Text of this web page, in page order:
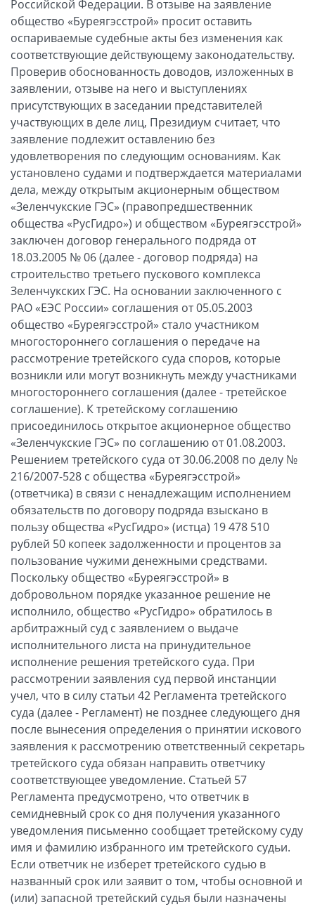
Российской Федерации. В отзыве на заявление
общество «Буреягэсстрой» просит оставить
оспариваемые судебные акты без изменения как
соответствующие действующему законодательству.
Проверив обоснованность доводов, изложенных в
заявлении, отзыве на него и выступлениях
присутствующих в заседании представителей
участвующих в деле лиц, Президиум считает, что
заявление подлежит оставлению без
удовлетворения по следующим основаниям. Как
установлено судами и подтверждается материалами
дела, между открытым акционерным обществом
«Зеленчукские ГЭС» (правопредшественник
общества «РусГидро») и обществом «Буреягэсстрой»
заключен договор генерального подряда от
18.03.2005 № 06 (далее - договор подряда) на
строительство третьего пускового комплекса
Зеленчукских ГЭС. На основании заключенного с
РАО «ЕЭС России» соглашения от 05.05.2003
общество «Буреягэсстрой» стало участником
многостороннего соглашения о передаче на
рассмотрение третейского суда споров, которые
возникли или могут возникнуть между участниками
многостороннего соглашения (далее - третейское
соглашение). К третейскому соглашению
присоединилось открытое акционерное общество
«Зеленчукские ГЭС» по соглашению от 01.08.2003.
Решением третейского суда от 30.06.2008 по делу №
216/2007-528 с общества «Буреягэсстрой»
(ответчика) в связи с ненадлежащим исполнением
обязательств по договору подряда взыскано в
пользу общества «РусГидро» (истца) 19 478 510
рублей 50 копеек задолженности и процентов за
пользование чужими денежными средствами.
Поскольку общество «Буреягэсстрой» в
добровольном порядке указанное решение не
исполнило, общество «РусГидро» обратилось в
арбитражный суд с заявлением о выдаче
исполнительного листа на принудительное
исполнение решения третейского суда. При
рассмотрении заявления суд первой инстанции
учел, что в силу статьи 42 Регламента третейского
суда (далее - Регламент) не позднее следующего дня
после вынесения определения о принятии искового
заявления к рассмотрению ответственный секретарь
третейского суда обязан направить ответчику
соответствующее уведомление. Статьей 57
Регламента предусмотрено, что ответчик в
семидневный срок со дня получения указанного
уведомления письменно сообщает третейскому суду
имя и фамилию избранного им третейского судьи.
Если ответчик не изберет третейского судью в
названный срок или заявит о том, чтобы основной и
(или) запасной третейский судья были назначены